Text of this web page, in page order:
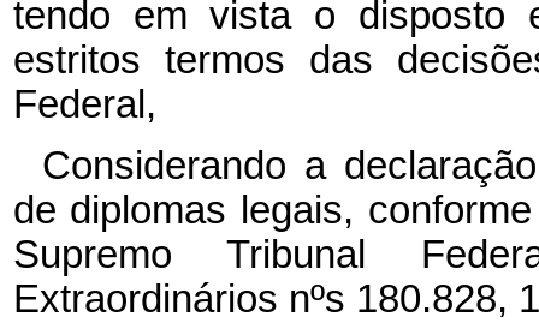
tendo em vista o disposto
estritos termos das
Federal,
Considerando a
de diplomas legais,
Supremo Tribunal
Extraordinários nºs 180.828,